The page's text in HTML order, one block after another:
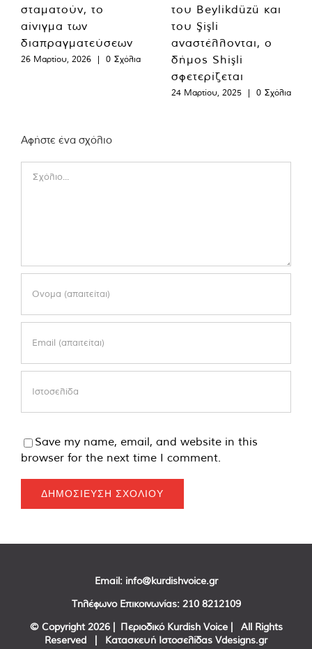
σταματούν, το
αίνιγμα των
διαπραγματεύσεων
26 Μαρτίου, 2026 | 0 Σχόλια
του Beylikdüzü και
του Şişli
αναστέλλονται, ο
δήμος Shişli
σφετερίζεται
24 Μαρτίου, 2025 | 0 Σχόλια
Αφήστε ένα σχόλιο
Save my name, email, and website in this
browser for the next time I comment.
Email: info@kurdishvoice.gr
Τηλέφωνο Επικοινωνίας: 210 8212109
© Copyright 2026 | Περιοδικό Kurdish Voice | All Rights
Reserved | Κατασκευή Ιστοσελίδας Vdesigns.gr